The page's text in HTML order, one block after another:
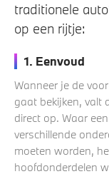
traditionele
op een rijtje:
1. Eenvoud
Wanneer je de
gaat bekijken, valt
direct op. Waar
verschillende
moeten worden,
hoofdonderdelen